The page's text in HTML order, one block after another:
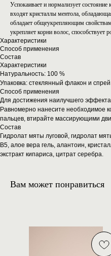
Успокаивает и нормализует
входят кристаллы ментола,
обладает общеукрепляющим
укрепляет корни волос, способствует
Характеристики
Способ применения
Состав
Характеристики
Натуральность: 100 %
Упаковка: стеклянный флакон и спрей
Способ применения
Для достижения наилучшего
Равномерно нанесите необходимое
пальцев, втирайте массирующими
Состав
Гидролат мяты луговой, гидролат
В5, алое вера гель, алантоин,
экстракт кипариса, цитрат серебра.
Вам может понравиться